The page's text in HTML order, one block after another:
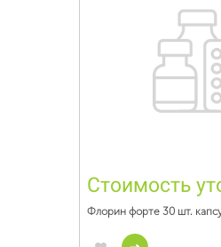
Стоимость
Флорин форте 30 шт.